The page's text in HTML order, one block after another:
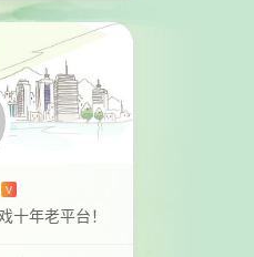
V
十年老平台！